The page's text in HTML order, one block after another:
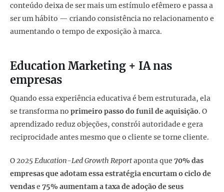
conteúdo deixa de ser mais um estímulo efêmero e passa a
ser um hábito — criando consistência no relacionamento e
aumentando o tempo de exposição à marca.
Education Marketing + IA nas
empresas
Quando essa experiência educativa é bem estruturada, ela
se transforma no primeiro passo do funil de aquisição. O
aprendizado reduz objeções, constrói autoridade e gera
reciprocidade antes mesmo que o cliente se torne cliente.
O2025 Education-Led Growth Reportaponta que 70% das
empresas que adotam essa estratégia encurtam o ciclo de
vendase 75% aumentam a taxa de adoção de seus